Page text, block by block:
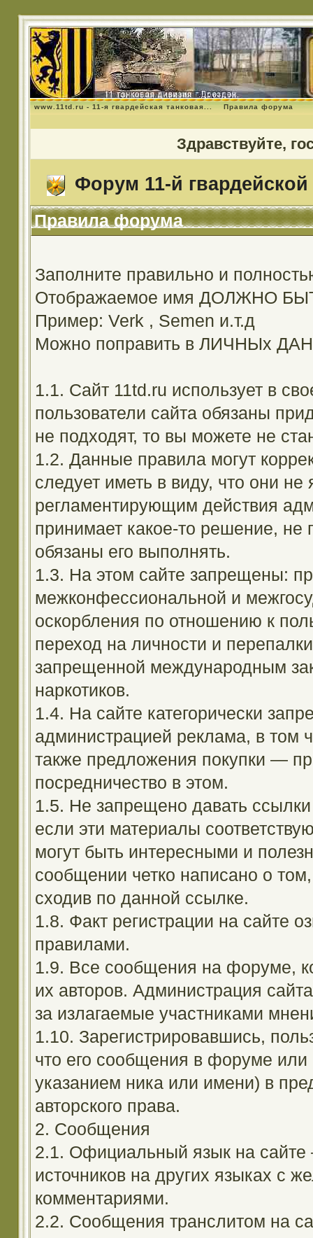
www.11td.ru - 11-я гвардейская танковая... Правила форума
Здравствуйте,
Форум 11-й гвардейской
Правила форума
Заполните правильно и
Отображаемое имя ДОЛЖНО
Пример: Verk , Semen и.т.д
Можно поправить в ЛИЧНЫх
1.1. Сайт 11td.ru использует в
пользователи сайта обязаны
не подходят, то вы можете не
1.2. Данные правила могут
следует иметь в виду, что они
регламентирующим действия
принимает какое-то решение, не
обязаны его выполнять.
1.3. На этом сайте запрещены:
межконфессиональной и
оскорбления по отношению к
переход на личности и
запрещенной международным
наркотиков.
1.4. На сайте категорически
администрацией реклама, в том
также предложения покупки —
посредничество в этом.
1.5. Не запрещено давать
если эти материалы
могут быть интересными и
сообщении четко написано о
сходив по данной ссылке.
1.8. Факт регистрации на сайте
правилами.
1.9. Все сообщения на форуме,
их авторов. Администрация
за излагаемые участниками
1.10. Зарегистрировавшись,
что его сообщения в форуме или
указанием ника или имени) в
авторского права.
2. Сообщения
2.1. Официальный язык на сайте
источников на других языках с
комментариями.
2.2. Сообщения транслитом на